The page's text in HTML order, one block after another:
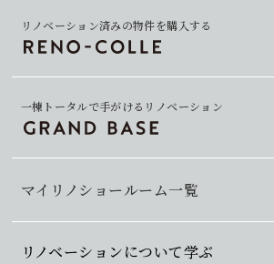
マイリノショールーム一覧
リノベーション済みの物件を購入する
一棟トータルで手がけるリノベーション
リノベーションについて学ぶ